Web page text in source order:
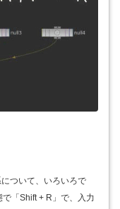
ついて、いろいろで
「Shift + R」で、入力